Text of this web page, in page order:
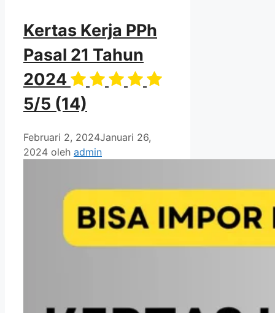
Kertas Kerja PPh
Pasal 21 Tahun
2024
5/5 (14)
Februari 2, 2024Januari 26,
2024 oleh admin